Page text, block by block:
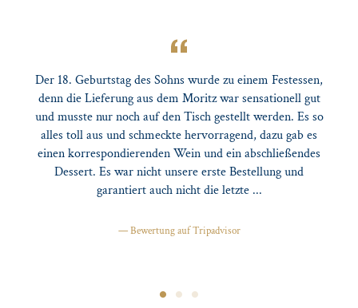
Der 18. Geburtstag des Sohns wurde zu einem Festessen,
denn die Lieferung aus dem Moritz war sensationell gut
und musste nur noch auf den Tisch gestellt werden. Es so
alles toll aus und schmeckte hervorragend, dazu gab es
einen korrespondierenden Wein und ein abschließendes
Dessert. Es war nicht unsere erste Bestellung und
garantiert auch nicht die letzte ...
Bewertung auf Tripadvisor